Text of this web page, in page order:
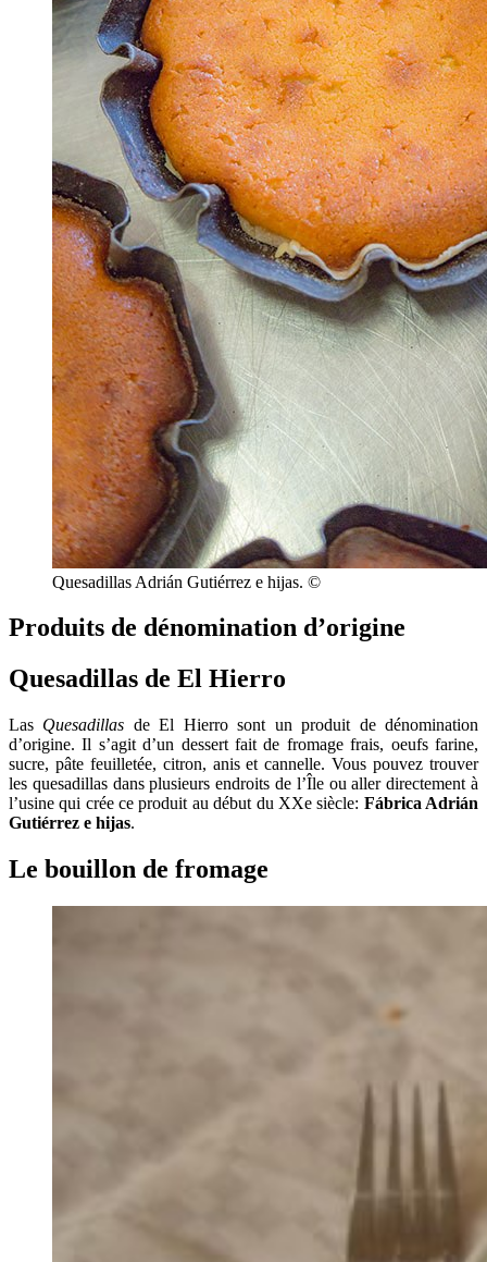
Quesadillas Adrián Gutiérrez e hijas. ©
Produits de dénomination d’origine
Quesadillas de El Hierro
Las Quesadillas de El Hierro sont un produit de dénomination
d’origine. Il s’agit d’un dessert fait de fromage frais, oeufs farine,
sucre, pâte feuilletée, citron, anis et cannelle. Vous pouvez trouver
les quesadillas dans plusieurs endroits de l’Île ou aller directement à
l’usine qui crée ce produit au début du XXe siècle: Fábrica Adrián
Gutiérrez e hijas.
Le bouillon de fromage